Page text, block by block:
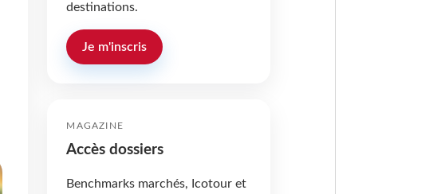
destinations.
Je m'inscris
MAGAZINE
Accès dossiers
Benchmarks marchés, Icotour et